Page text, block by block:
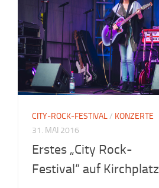
CITY-ROCK-FESTIVAL/ KONZERTE
31. MAI 2016
Erstes „City Rock-
Festival“ auf Kirchplatz